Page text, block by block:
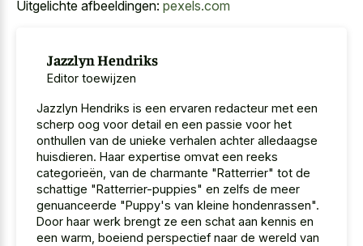
Uitgelichte afbeeldingen: pexels.com
Jazzlyn Hendriks
Editor toewijzen
Jazzlyn Hendriks is een ervaren redacteur met een
scherp oog voor detail en een passie voor het
onthullen van de unieke verhalen achter alledaagse
huisdieren. Haar expertise omvat een reeks
categorieën, van de charmante "Ratterrier" tot de
schattige "Ratterrier-puppies" en zelfs de meer
genuanceerde "Puppy's van kleine hondenrassen".
Door haar werk brengt ze een schat aan kennis en
een warm, boeiend perspectief naar de wereld van